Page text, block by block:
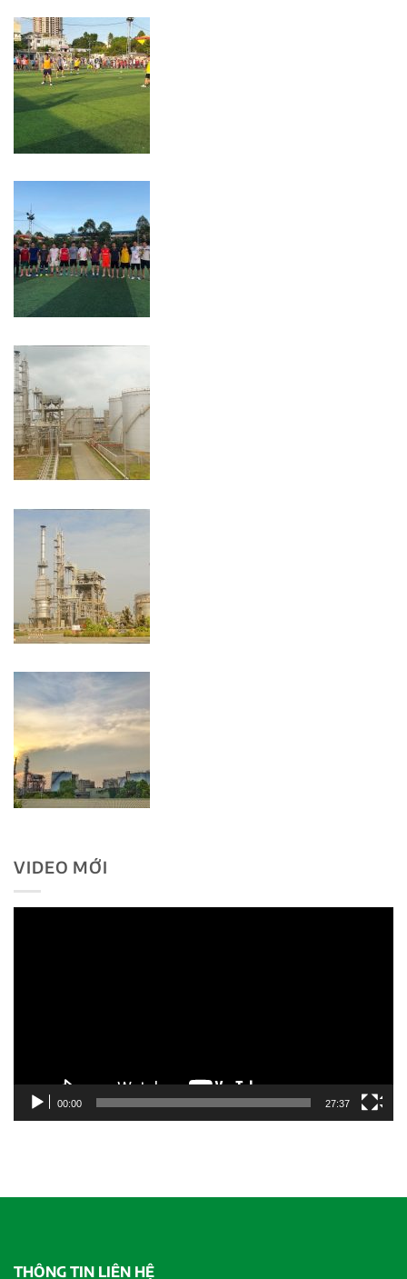
VIDEO MỚI
00:00 27:37
THÔNG TIN LIÊN HỆ